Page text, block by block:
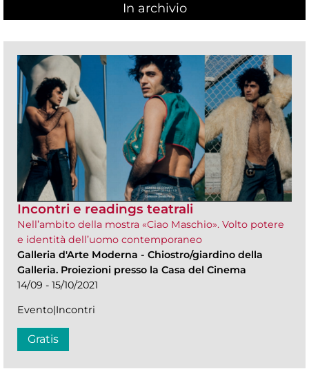
In archivio
Incontri e readings teatrali
Nell’ambito della mostra «Ciao Maschio». Volto potere
e identità dell’uomo contemporaneo
Galleria d'Arte Moderna - Chiostro/giardino della
Galleria. Proiezioni presso la Casa del Cinema
14/09 - 15/10/2021
Evento|Incontri
Gratis